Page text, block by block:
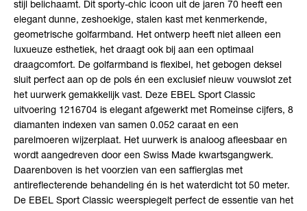
stijl belichaamt. Dit sporty-chic icoon uit de jaren 70 heeft een
elegant dunne, zeshoekige, stalen kast met kenmerkende,
geometrische golfarmband. Het ontwerp heeft niet alleen een
luxueuze esthetiek, het draagt ook bij aan een optimaal
draagcomfort. De golfarmband is flexibel, het gebogen deksel
sluit perfect aan op de pols én een exclusief nieuw vouwslot zet
het uurwerk gemakkelijk vast. Deze EBEL Sport Classic
uitvoering 1216704 is elegant afgewerkt met Romeinse cijfers, 8
diamanten indexen van samen 0.052 caraat en een
parelmoeren wijzerplaat. Het uurwerk is analoog afleesbaar en
wordt aangedreven door een Swiss Made kwartsgangwerk.
Daarenboven is het voorzien van een saffierglas met
antireflecterende behandeling én is het waterdicht tot 50 meter.
De EBEL Sport Classic weerspiegelt perfect de essentie van het